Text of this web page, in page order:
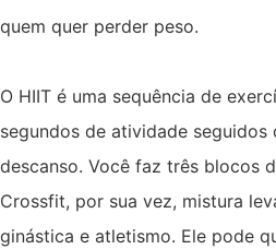
quem quer perder peso.
O HIIT é uma sequência de
segundos de atividade seguidos
descanso. Você faz três blocos
Crossfit, por sua vez, mistura
ginástica e atletismo. Ele pode